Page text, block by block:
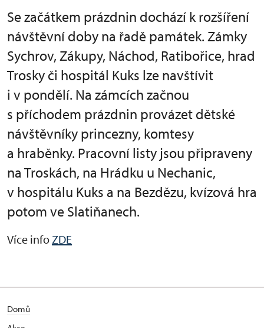
Se začátkem prázdnin dochází k rozšíření
návštěvní doby na řadě památek. Zámky
Sychrov, Zákupy, Náchod, Ratibořice, hrad
Trosky či hospitál Kuks lze navštívit
i v pondělí. Na zámcích začnou
s příchodem prázdnin provázet dětské
návštěvníky princezny, komtesy
a hraběnky. Pracovní listy jsou připraveny
na Troskách, na Hrádku u Nechanic,
v hospitálu Kuks a na Bezdězu, kvízová hra
potom ve Slatiňanech.
Více infoZDE
Domů